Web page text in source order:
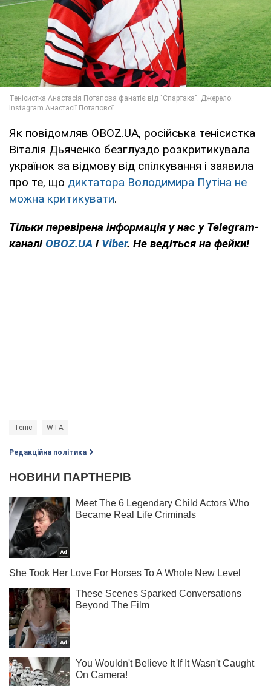
Як повідомляв OBOZ.UA, російська тенісистка
Віталія Дьяченко безглуздо розкритикувала
українок за відмову від спілкування і заявила
про те, що диктатора Володимира Путіна не
можна критикувати.
Тільки перевірена інформація у нас у Telegram-
каналі OBOZ.UA і Viber. Не ведіться на фейки!
Теніс WTA
Редакційна політика